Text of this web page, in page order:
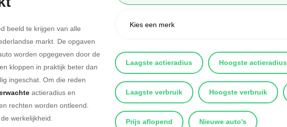
beeld te krijgen van alle
markt. De opgaven
worden opgegeven door de
kloppen in praktijk beter dan
ingeschat. Om die reden
actieradius en
rechten worden ontleend.
werkelijkheid.
Laagste actieradius Hoogste actieradius
Laagste verbruik Hoogste verbruik
Prijs aflopend Nieuwe auto's